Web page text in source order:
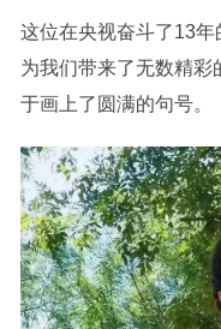
这位在央视奋斗了13
为我们带来了无数精彩
于画上了圆满的句号。